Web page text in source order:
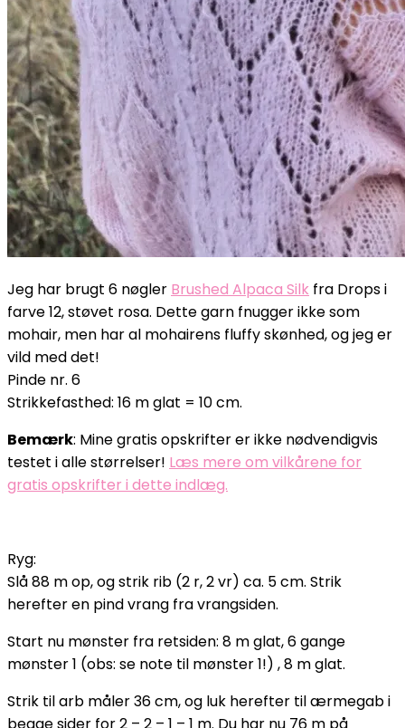
Jeg har brugt 6 nøgler Brushed Alpaca Silk fra Drops i
farve 12, støvet rosa. Dette garn fnugger ikke som
mohair, men har al mohairens fluffy skønhed, og jeg er
vild med det!
Pinde nr. 6
Strikkefasthed: 16 m glat = 10 cm.
Bemærk: Mine gratis opskrifter er ikke nødvendigvis
testet i alle størrelser! Læs mere om vilkårene for
gratis opskrifter i dette indlæg.
Ryg:
Slå 88 m op, og strik rib (2 r, 2 vr) ca. 5 cm. Strik
herefter en pind vrang fra vrangsiden.
Start nu mønster fra retsiden: 8 m glat, 6 gange
mønster 1 (obs: se note til mønster 1!) , 8 m glat.
Strik til arb måler 36 cm, og luk herefter til ærmegab i
begge sider for 2 – 2 – 1 – 1 m. Du har nu 76 m på